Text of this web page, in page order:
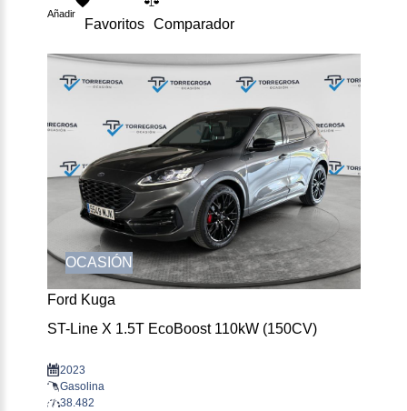
Añadir
Favoritos Comparador
OCASIÓN
Ford Kuga
ST-Line X 1.5T EcoBoost 110kW (150CV)
2023
Gasolina
38.482